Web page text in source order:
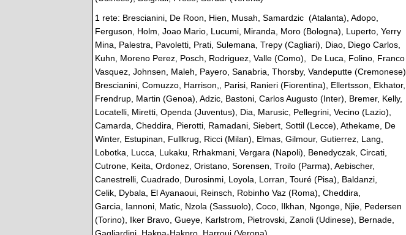
1 rete: Brescianini, De Roon, Hien, Musah, Samardzic (Atalanta), Adopo,
Ferguson, Holm, Joao Mario, Lucumi, Miranda, Moro (Bologna), Luperto, Yerry
Mina, Palestra, Pavoletti, Prati, Sulemana, Trepy (Cagliari), Diao, Diego Carlos,
Kuhn, Moreno Perez, Posch, Rodriguez, Valle (Como), De Luca, Folino, Franco
Vasquez, Johnsen, Maleh, Payero, Sanabria, Thorsby, Vandeputte (Cremonese),
Brescianini, Comuzzo, Harrison,, Parisi, Ranieri (Fiorentina), Ellertsson, Ekhator,
Frendrup, Martin (Genoa), Adzic, Bastoni, Carlos Augusto (Inter), Bremer, Kelly,
Locatelli, Miretti, Openda (Juventus), Dia, Marusic, Pellegrini, Vecino (Lazio),
Camarda, Cheddira, Pierotti, Ramadani, Siebert, Sottil (Lecce), Athekame, De
Winter, Estupinan, Fullkrug, Ricci (Milan), Elmas, Gilmour, Gutierrez, Lang,
Lobotka, Lucca, Lukaku, Rrhakmani, Vergara (Napoli), Benedyczak, Circati,
Cutrone, Keita, Ordonez, Oristano, Sorensen, Troilo (Parma), Aebischer,
Canestrelli, Cuadrado, Durosinmi, Loyola, Lorran, Touré (Pisa), Baldanzi,
Celik, Dybala, El Ayanaoui, Reinsch, Robinho Vaz (Roma), Cheddira,
Garcia, Iannoni, Matic, Nzola (Sassuolo), Coco, Ilkhan, Ngonge, Njie, Pedersen
(Torino), Iker Bravo, Gueye, Karlstrom, Pietrovski, Zanoli (Udinese), Bernade,